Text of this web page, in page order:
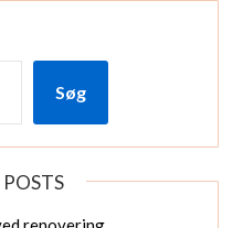
Søg
POSTS